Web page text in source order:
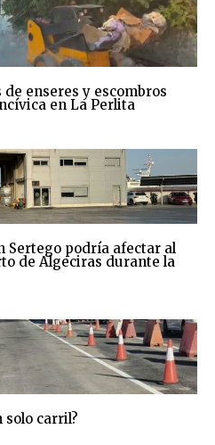
enseres y escombros
en La Perlita
Sertego podría afectar al
de Algeciras durante la
solo carril?